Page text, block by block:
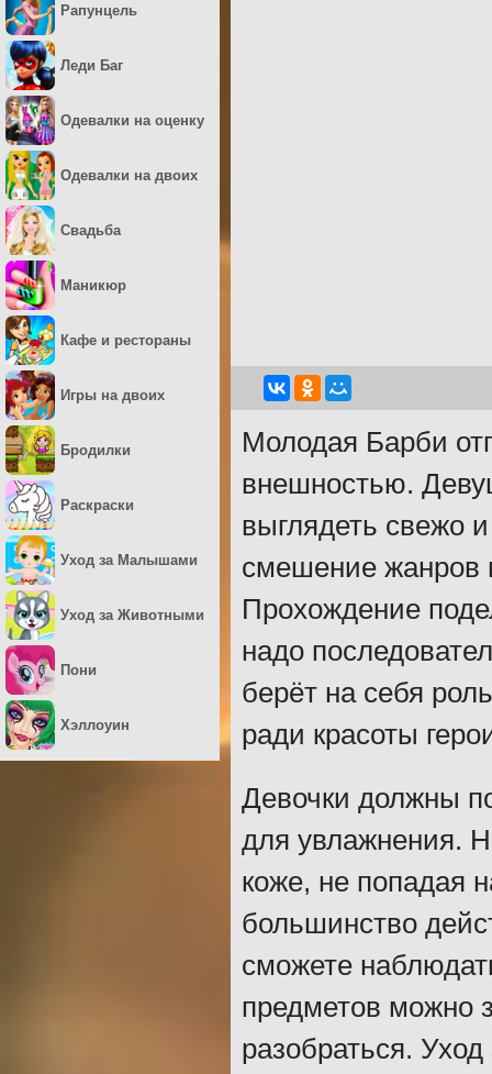
Молодая Барби
внешностью.
выглядеть свежо
смешение жанров
Прохождение
надо
берёт на себя
ради красоты
Девочки должны
для увлажнения.
коже, не попадая
большинство
сможете
предметов можно
разобраться.
Рапунцель
Леди Баг
Одевалки на оценку
Одевалки на двоих
Свадьба
Маникюр
Кафе и рестораны
Игры на двоих
Бродилки
Раскраски
Уход за Малышами
Уход за Животными
Пони
Хэллоуин